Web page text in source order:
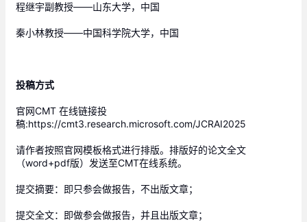
程继宇副教授——山东大学，中国
秦小林教授——中国科学院大学，中国
投稿方式
官网CMT 在线链接投
稿:https://cmt3.research.microsoft.com/JCRAI2025
请作者按照官网模板格式进行排版。排版好的论文全文
（word+pdf版）发送至CMT在线系统。
提交摘要：即只参会做报告，不出版文章；
提交全文：即做参会做报告，并且出版文章；